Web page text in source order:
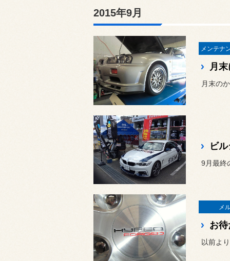
2015年9月
月
ビ
9月最終
メ
お
以前よ